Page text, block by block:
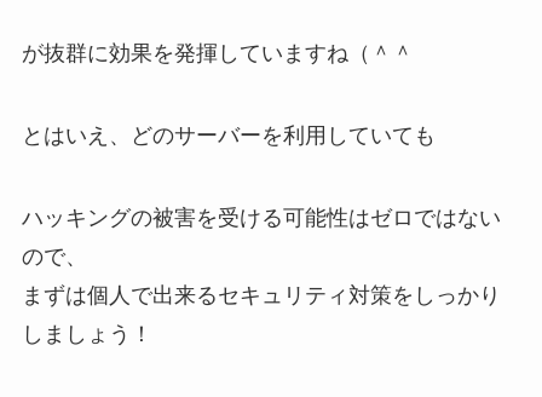
が抜群に効果を発揮していますね（＾＾
とはいえ、どのサーバーを利用していても
ハッキングの被害を受ける可能性はゼロではない
ので、
まずは個人で出来るセキュリティ対策をしっかり
しましょう！